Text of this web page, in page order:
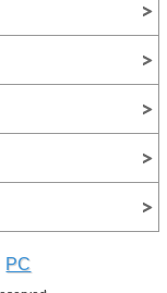
PC